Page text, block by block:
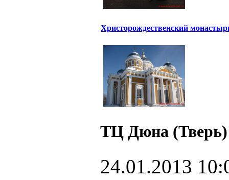
Христорождественский
ТЦ Дюна (Тверь)
24.01.2013